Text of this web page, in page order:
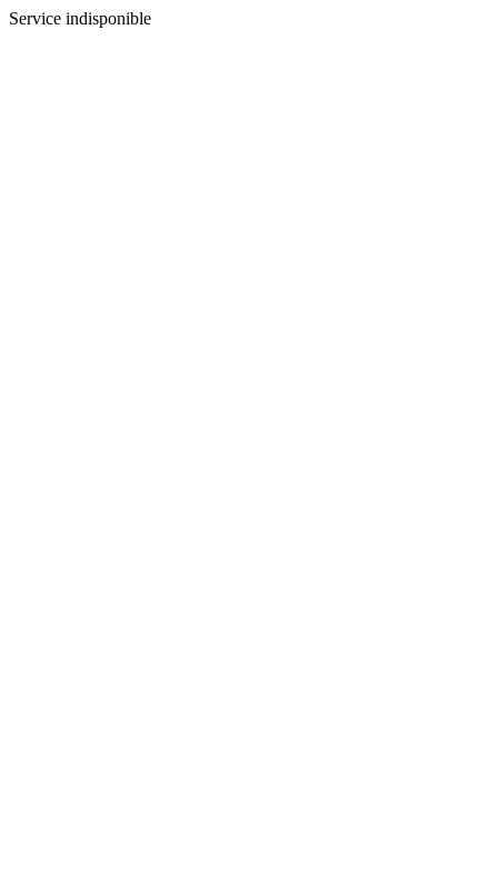
Service indisponible